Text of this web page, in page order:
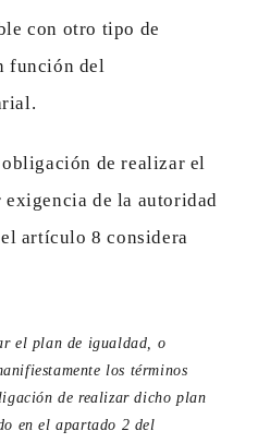
con otro tipo de
función del
de realizar el
de la autoridad
artículo 8 considera
el plan de igualdad, o
los términos
de realizar dicho plan
en el apartado 2 del